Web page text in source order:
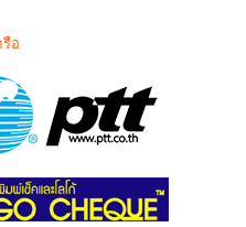
รือ